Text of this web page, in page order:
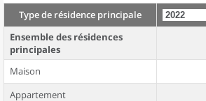
Type de résidence principale
Ensemble des résidences
principales
Maison
Appartement